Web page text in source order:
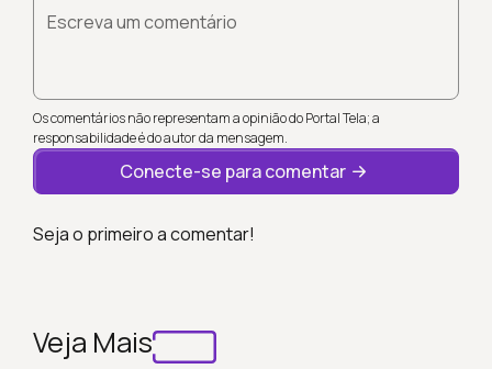
Escreva um comentário
Os comentários não representam a opinião do Portal Tela; a
responsabilidade é do autor da mensagem.
Conecte-se para comentar
Seja o primeiro a comentar!
Veja Mais